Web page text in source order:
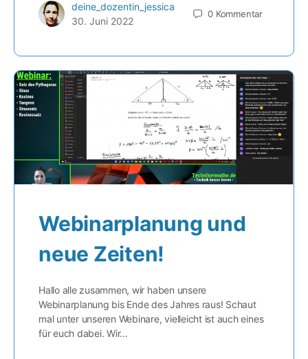
deine_dozentin_jessica
30. Juni 2022
0 Kommentar
Webinarplanung und
neue Zeiten!
Hallo alle zusammen, wir haben unsere
Webinarplanung bis Ende des Jahres raus! Schaut
mal unter unseren Webinare, vielleicht ist auch eines
für euch dabei. Wir…